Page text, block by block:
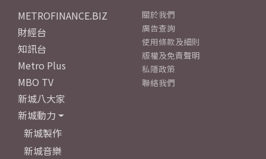
METROFINANCE.BIZ
財經台
知訊台
Metro Plus
MBO TV
新城八大家
新城動力
新城製作
新城音樂
關於我們
廣告查詢
使用條款及細則
版權及免責聲明
私隱政策
聯絡我們